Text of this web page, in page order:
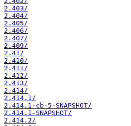
2.403/
2.404/
2.405/
2.406/
2.407/
2.409/
2.41/
2.410/
2.411/
2.412/
2.413/
2.414/
2.414.1/
2.414.1-cb-5-SNAPSHOT/
2.414.1-SNAPSHOT/
2.414.2/